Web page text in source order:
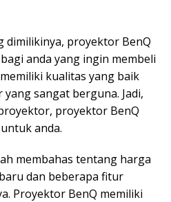
dimilikinya, proyektor BenQ
anda yang ingin membeli
kualitas yang baik
sangat berguna. Jadi,
proyektor BenQ
anda.
membahas tentang harga
dan beberapa fitur
Proyektor BenQ memiliki